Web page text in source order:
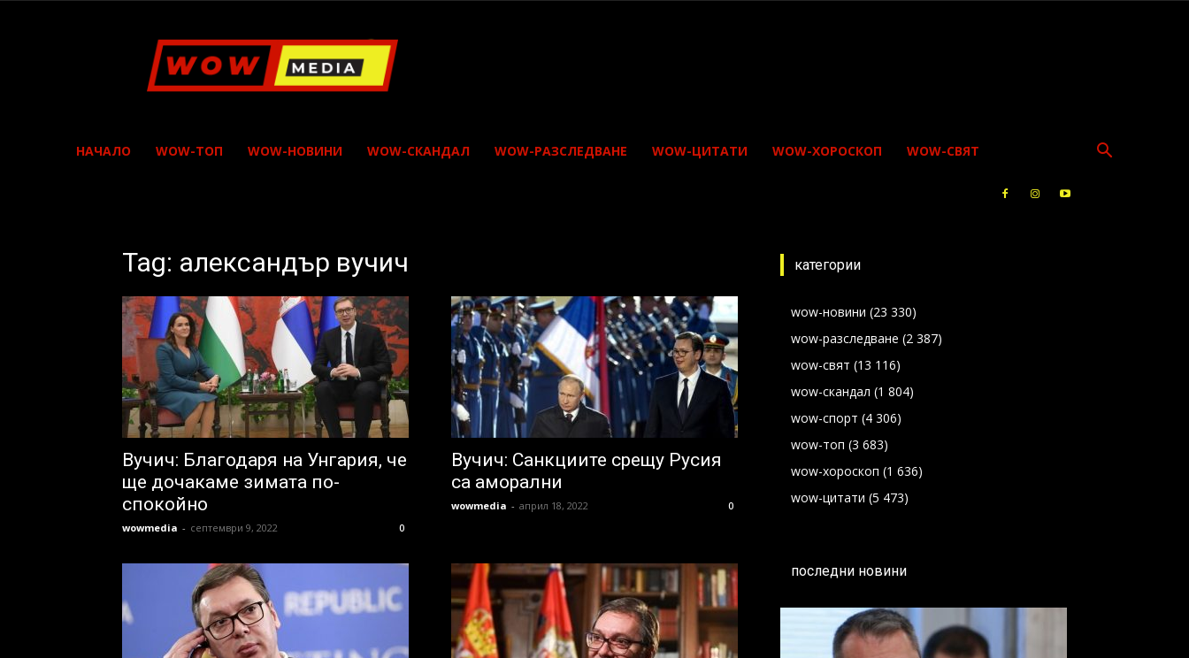
Media
НАЧАЛО WOW-ТОП WOW-НОВИНИ WOW-СКАНДАЛ WOW-РАЗСЛЕДВАНЕ WOW-ЦИТАТИ WOW-ХОРОСКОП WOW-СВЯТ
Tag: александър вучич
Вучич: Благодаря на Унгария, че
ще дочакаме зимата по-
спокойно
wowmedia - септември 9, 2022 0
Вучич: Санкциите срещу Русия
са аморални
wowmedia - април 18, 2022 0
категории
wow-новини (23 330)
wow-разследване (2 387)
wow-свят (13 116)
wow-скандал (1 804)
wow-спорт (4 306)
wow-топ (3 683)
wow-хороскоп (1 636)
wow-цитати (5 473)
последни новини